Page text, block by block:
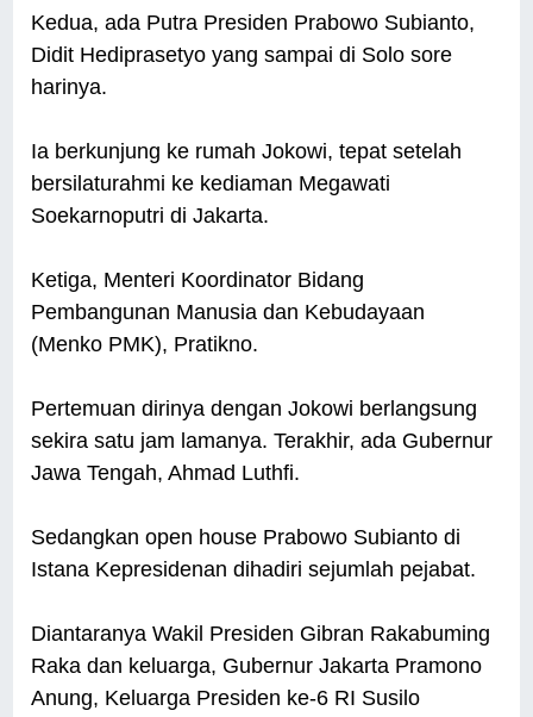
Kedua, ada Putra Presiden Prabowo Subianto,
Didit Hediprasetyo yang sampai di Solo sore
harinya.
Ia berkunjung ke rumah Jokowi, tepat setelah
bersilaturahmi ke kediaman Megawati
Soekarnoputri di Jakarta.
Ketiga, Menteri Koordinator Bidang
Pembangunan Manusia dan Kebudayaan
(Menko PMK), Pratikno.
Pertemuan dirinya dengan Jokowi berlangsung
sekira satu jam lamanya. Terakhir, ada Gubernur
Jawa Tengah, Ahmad Luthfi.
Sedangkan open house Prabowo Subianto di
Istana Kepresidenan dihadiri sejumlah pejabat.
Diantaranya Wakil Presiden Gibran Rakabuming
Raka dan keluarga, Gubernur Jakarta Pramono
Anung, Keluarga Presiden ke-6 RI Susilo